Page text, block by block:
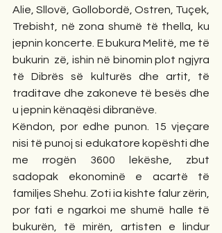
Alie, Sllovë, Gollobordë, Ostren, Tuçek,
Trebisht, në zona shumë të thella, ku
jepnin koncerte. E bukura Melitë, me të
bukurin  zë, ishin në binomin plot ngjyra
të Dibrës së kulturës dhe artit, të
traditave dhe zakoneve të besës dhe
u jepnin kënaqësi dibranëve.
Këndon, por edhe punon. 15 vjeçare
nisi të punoj si edukatore kopështi dhe
me rrogën 3600 lekëshe, zbut
sadopak ekonominë e acartë të
familjes Shehu. Zoti ia kishte falur zërin,
por fati e ngarkoi me shumë halle të
bukurën, të mirën, artisten e lindur